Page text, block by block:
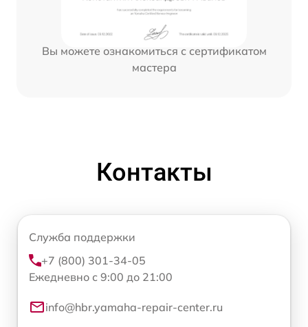
Вы можете ознакомиться с сертификатом
мастера
Контакты
Служба поддержки
+7 (800) 301-34-05
Ежедневно с 9:00 до 21:00
info@hbr.yamaha-repair-center.ru